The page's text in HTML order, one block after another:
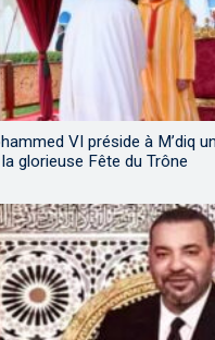
VI préside à M’diq
glorieuse Fête du Trône